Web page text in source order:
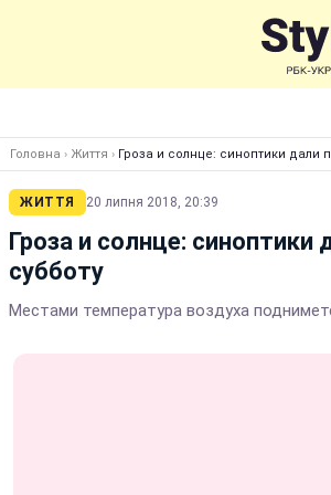
Головна › Життя › Гроза и солнце: синоптики дали
ЖИТТЯ 20 липня 2018, 20:39
Гроза и солнце: синоптики
субботу
Местами температура воздуха